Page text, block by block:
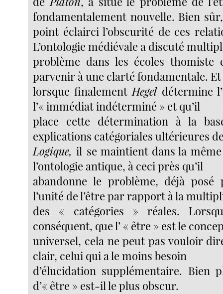
fondamentalement nouvelle. Bien
point éclairci l’obscurité de ces
L’ontologie médiévale a discuté
problème dans les écoles thomiste
parvenir à une clarté fondamentale. Et
lorsque finalementHegel détermine
l’« immédiat indéterminé » et qu’il
place cette détermination à la
explications catégoriales ultérieures
Logique,il se maintient dans la
l’ontologie antique, à ceci près qu’il
abandonne le problème, déjà
l’unité de l’être par rapport à la
des « catégories » réales.
conséquent, que l’ « être » est le
universel, cela ne peut pas vouloir
clair, celui qui a le moins besoin
d’élucidation supplémentaire. Bien
d’« être » est-il le plus obscur.